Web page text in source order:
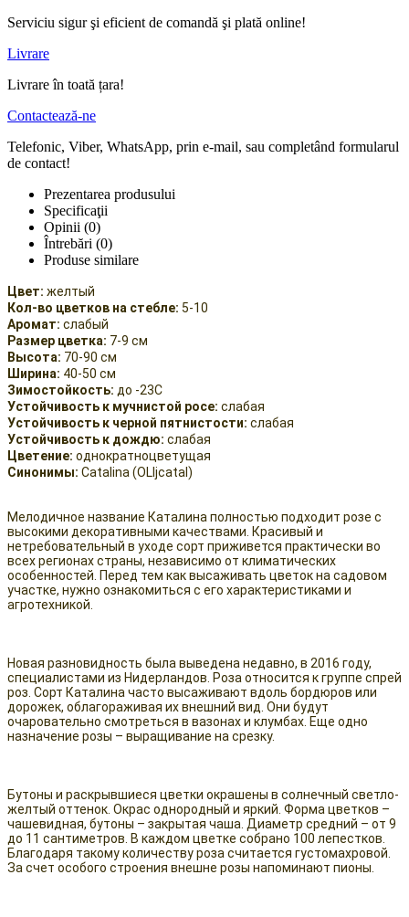
Serviciu sigur şi eficient de comandă şi plată online!
Livrare
Livrare în toată țara!
Contactează-ne
Telefonic, Viber, WhatsApp, prin e-mail, sau completând formularul
de contact!
Prezentarea produsului
Specificaţii
Opinii (0)
Întrebări (0)
Produse similare
Цвет: желтый
Кол-во цветков на стебле: 5-10
Аромат: слабый
Размер цветка: 7-9 см
Высота: 70-90 см
Ширина: 40-50 см
Зимостойкость: до -23С
Устойчивость к мучнистой росе: слабая
Устойчивость к черной пятнистости: слабая
Устойчивость к дождю: слабая
Цветение: однократноцветущая
Синонимы: Catalina (OLIjcatal)
Мелодичное название Каталина полностью подходит розе с
высокими декоративными качествами. Красивый и
нетребовательный в уходе сорт приживется практически во
всех регионах страны, независимо от климатических
особенностей. Перед тем как высаживать цветок на садовом
участке, нужно ознакомиться с его характеристиками и
агротехникой.
Новая разновидность была выведена недавно, в 2016 году,
специалистами из Нидерландов. Роза относится к группе спрей
роз. Сорт Каталина часто высаживают вдоль бордюров или
дорожек, облагораживая их внешний вид. Они будут
очаровательно смотреться в вазонах и клумбах. Еще одно
назначение розы – выращивание на срезку.
Бутоны и раскрывшиеся цветки окрашены в солнечный светло-
желтый оттенок. Окрас однородный и яркий. Форма цветков –
чашевидная, бутоны – закрытая чаша. Диаметр средний – от 9
до 11 сантиметров. В каждом цветке собрано 100 лепестков.
Благодаря такому количеству роза считается густомахровой.
За счет особого строения внешне розы напоминают пионы.